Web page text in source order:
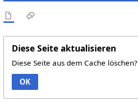
Diese Seite aktualisieren
Diese Seite aus dem Cache löschen?
OK